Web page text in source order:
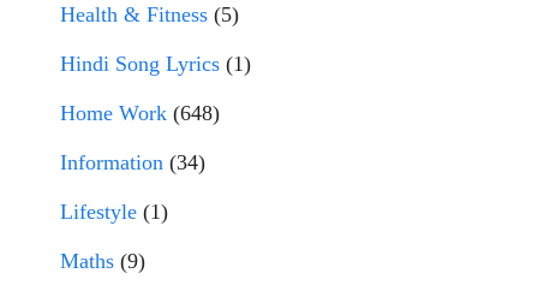
Health & Fitness (5)
Hindi Song Lyrics (1)
Home Work (648)
Information (34)
Lifestyle (1)
Maths (9)